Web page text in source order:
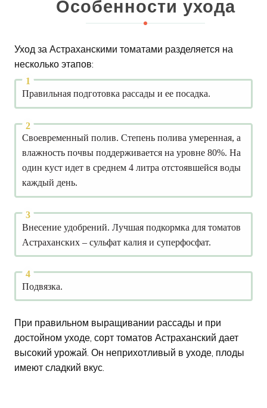
Особенности ухода
Уход за Астраханскими томатами разделяется на
несколько этапов:
Правильная подготовка рассады и ее посадка.
Своевременный полив. Степень полива умеренная, а
влажность почвы поддерживается на уровне 80%. На
один куст идет в среднем 4 литра отстоявшейся воды
каждый день.
Внесение удобрений. Лучшая подкормка для томатов
Астраханских – сульфат калия и суперфосфат.
Подвязка.
При правильном выращивании рассады и при
достойном уходе, сорт томатов Астраханский дает
высокий урожай. Он неприхотливый в уходе, плоды
имеют сладкий вкус.